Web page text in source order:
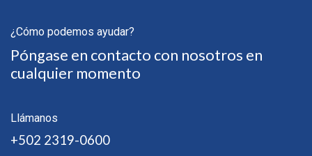
¿Cómo podemos ayudar?
Póngase en contacto con nosotros en
cualquier momento
Llámanos
+502 2319-0600